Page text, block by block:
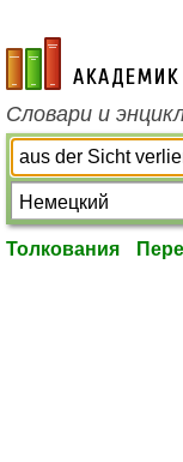
academic.ru
Словари и
Толкования